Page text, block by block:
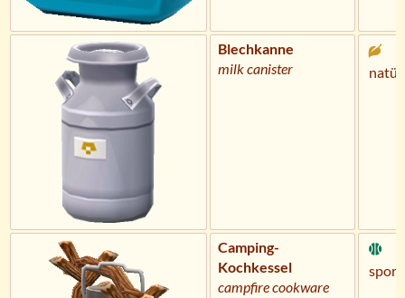
Blechkanne
milk canister
Camping-
Kochkessel
campfire cookware